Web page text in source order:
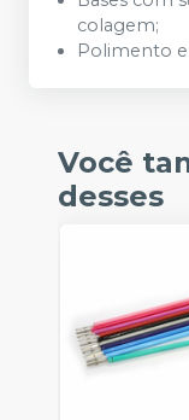
colagem;
Polimento
Você
desses